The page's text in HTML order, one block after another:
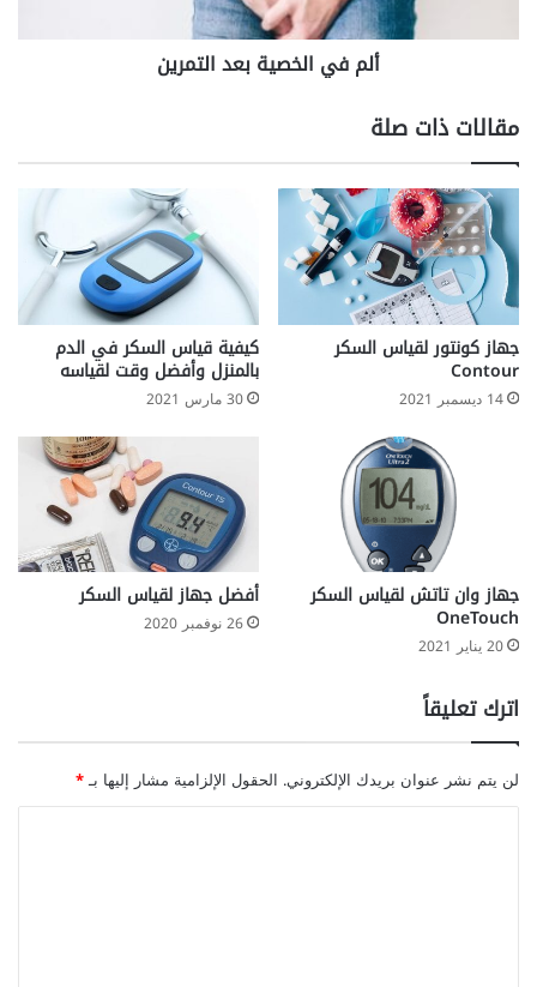
ألم في الخصية بعد التمرين
مقالات ذات صلة
جهاز كونتور لقياس السكر
Contour
14 ديسمبر 2021
كيفية قياس السكر في الدم
بالمنزل وأفضل وقت لقياسه
30 مارس 2021
جهاز وان تاتش لقياس السكر
OneTouch
20 يناير 2021
أفضل جهاز لقياس السكر
26 نوفمبر 2020
اترك تعليقاً
لن يتم نشر عنوان بريدك الإلكتروني. الحقول الإلزامية مشار إليها بـ*